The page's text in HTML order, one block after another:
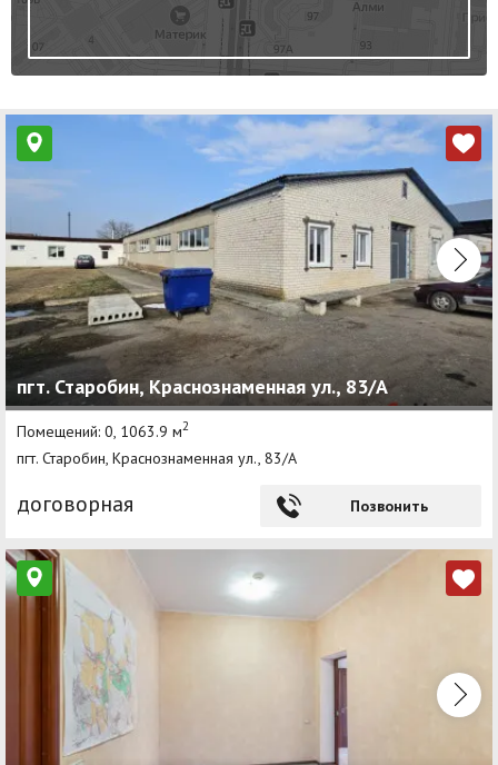
пгт. Старобин, Краснознаменная ул., 83/А
Помещений: 0, 1063.9 м2
пгт. Старобин, Краснознаменная ул., 83/А
договорная Позвонить